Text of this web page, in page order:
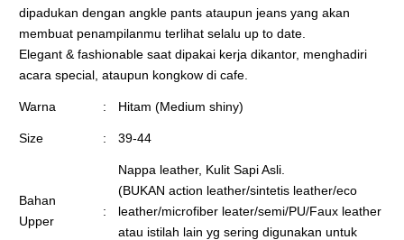
dipadukan dengan angkle pants ataupun jeans yang akan
membuat penampilanmu terlihat selalu up to date.
Elegant & fashionable saat dipakai kerja dikantor, menghadiri
acara special, ataupun kongkow di cafe.
Warna : Hitam (Medium shiny)
Size : 39-44
Bahan
Upper
:
Nappa leather, Kulit Sapi Asli.
(BUKAN action leather/sintetis leather/eco
leather/microfiber leater/semi/PU/Faux leather
atau istilah lain yg sering digunakan untuk